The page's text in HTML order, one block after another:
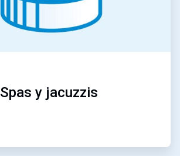
Spas y jacuzzis